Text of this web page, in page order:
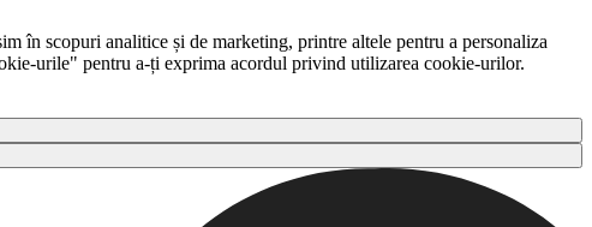
în scopuri analitice și de marketing, printre altele pentru a personaliza
urile" pentru a-ți exprima acordul privind utilizarea cookie-urilor.